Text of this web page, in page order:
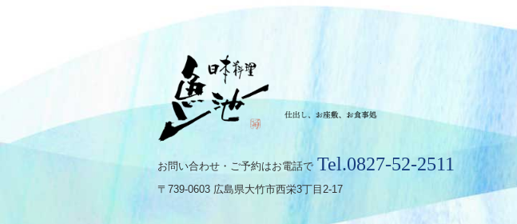
仕出し、お座
お問い合わせ・ご予約はお電話で Tel.0827-52-2511
〒739-0603 広島県大竹市西栄3丁目2-17